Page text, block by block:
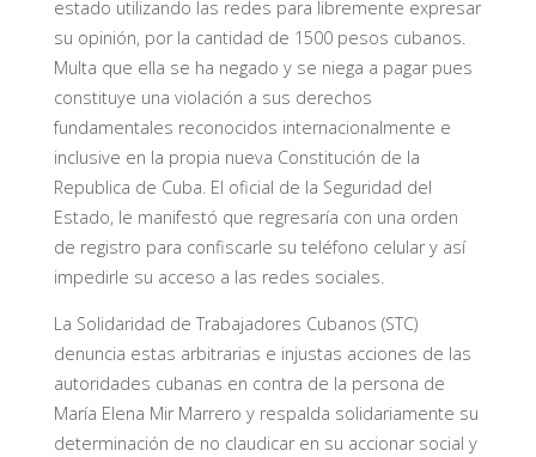
estado utilizando las redes para libremente expresar
su opinión, por la cantidad de 1500 pesos cubanos.
Multa que ella se ha negado y se niega a pagar pues
constituye una violación a sus derechos
fundamentales reconocidos internacionalmente e
inclusive en la propia nueva Constitución de la
Republica de Cuba. El oficial de la Seguridad del
Estado, le manifestó que regresaría con una orden
de registro para confiscarle su teléfono celular y así
impedirle su acceso a las redes sociales.
La Solidaridad de Trabajadores Cubanos (STC)
denuncia estas arbitrarias e injustas acciones de las
autoridades cubanas en contra de la persona de
María Elena Mir Marrero y respalda solidariamente su
determinación de no claudicar en su accionar social y